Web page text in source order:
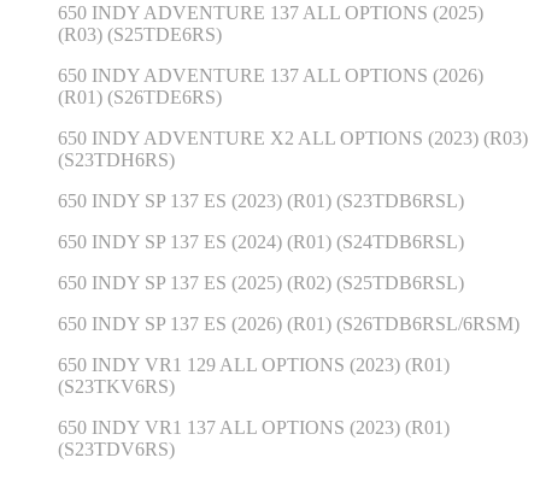
650 INDY ADVENTURE 137 ALL OPTIONS (2025)
(R03) (S25TDE6RS)
650 INDY ADVENTURE 137 ALL OPTIONS (2026)
(R01) (S26TDE6RS)
650 INDY ADVENTURE X2 ALL OPTIONS (2023) (R03)
(S23TDH6RS)
650 INDY SP 137 ES (2023) (R01) (S23TDB6RSL)
650 INDY SP 137 ES (2024) (R01) (S24TDB6RSL)
650 INDY SP 137 ES (2025) (R02) (S25TDB6RSL)
650 INDY SP 137 ES (2026) (R01) (S26TDB6RSL/6RSM)
650 INDY VR1 129 ALL OPTIONS (2023) (R01)
(S23TKV6RS)
650 INDY VR1 137 ALL OPTIONS (2023) (R01)
(S23TDV6RS)